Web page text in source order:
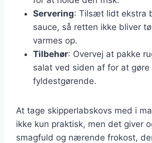
Servering: Tilsæt lidt ekstra
sauce, så retten ikke bliver
varmes op.
Tilbehør: Overvej at pakke
salat ved siden af for at
fyldestgørende.
At tage skipperlabskovs med i
ikke kun praktisk, men det giver
smagfuld og nærende frokost,